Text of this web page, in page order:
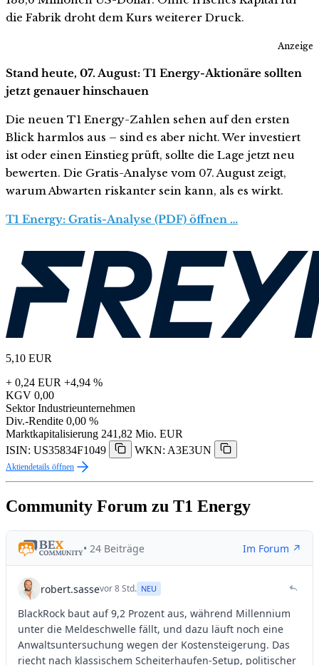
die Fabrik droht dem Kurs weiterer Druck.
Anzeige
Stand heute, 07. August: T1 Energy-Aktionäre sollten
jetzt genauer hinschauen
Die neuen T1 Energy-Zahlen sehen auf den ersten
Blick harmlos aus – sind es aber nicht. Wer investiert
ist oder einen Einstieg prüft, sollte die Lage jetzt neu
bewerten. Die Gratis-Analyse vom 07. August zeigt,
warum Abwarten riskanter sein kann, als es wirkt.
T1 Energy: Gratis-Analyse (PDF) öffnen …
5,10 EUR
+ 0,24 EUR +4,94 %
KGV 0,00
Sektor Industrieunternehmen
Div.-Rendite 0,00 %
Marktkapitalisierung 241,82 Mio. EUR
ISIN: US35834F1049
WKN: A3E3UN
Aktiendetails öffnen
Community Forum zu T1 Energy